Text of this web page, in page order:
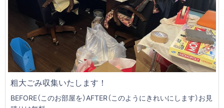
粗大ごみ収集いたします！
BEFORE（このお部屋を）AFTER（このようにきれいにします）お見